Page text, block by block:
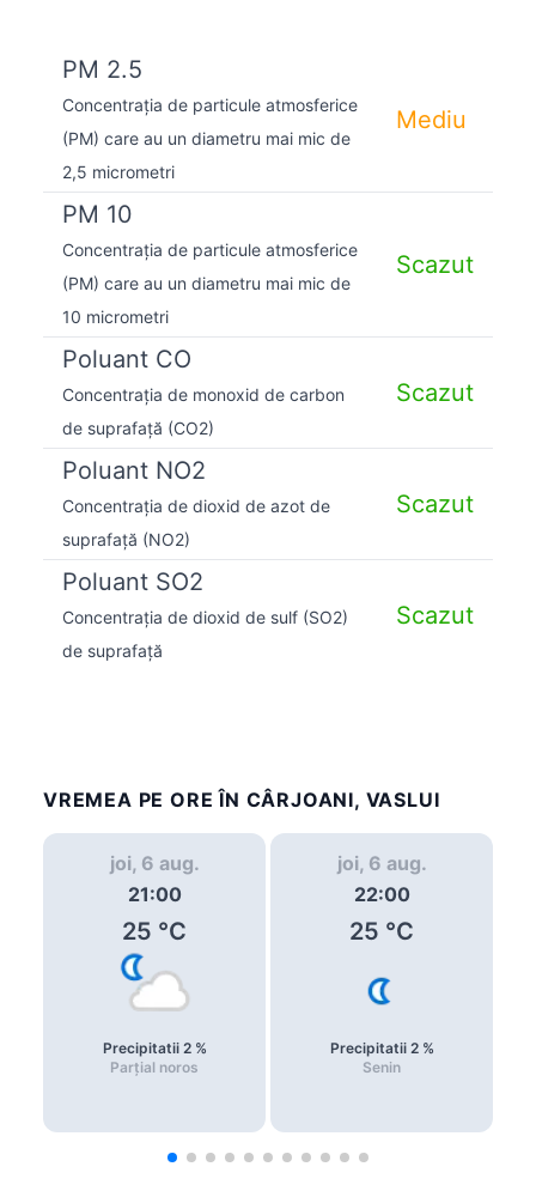
PM 2.5
Concentrația de particule atmosferice
(PM) care au un diametru mai mic de
2,5 micrometri
Mediu
PM 10
Concentrația de particule atmosferice
(PM) care au un diametru mai mic de
10 micrometri
Scazut
Poluant CO
Concentrația de monoxid de carbon
de suprafață (CO2)
Scazut
Poluant NO2
Concentrația de dioxid de azot de
suprafață (NO2)
Scazut
Poluant SO2
Concentrația de dioxid de sulf (SO2)
de suprafață
Scazut
VREMEA PE ORE ÎN CÂRJOANI, VASLUI
joi, 6 aug.
21:00
25 °C
Precipitatii 2%
Parțial noros
joi, 6 aug.
22:00
25 °C
Precipitatii 2%
Senin